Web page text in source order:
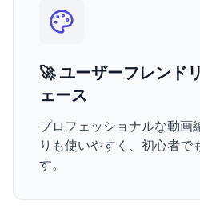
🚀 ユーザーフレンド
ェース
プロフェッショナルな動画
りも使いやすく、初心者で
す。